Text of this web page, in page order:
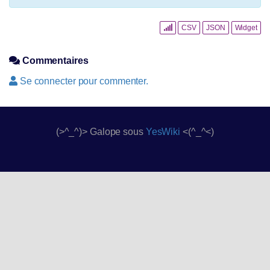
CSV JSON Widget
Commentaires
Se connecter pour commenter.
(>^_^)> Galope sous YesWiki <(^_^<)